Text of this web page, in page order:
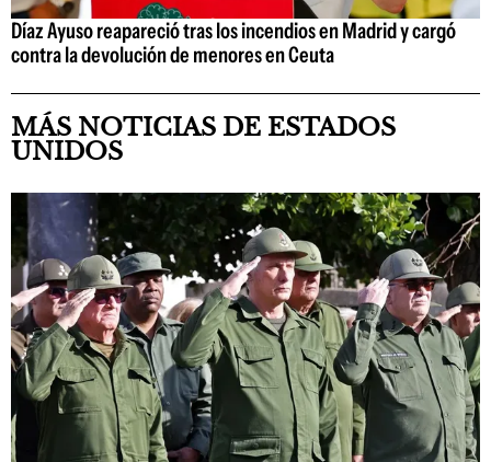
Díaz Ayuso reapareció tras los incendios en Madrid y cargó
contra la devolución de menores en Ceuta
MÁS NOTICIAS DE ESTADOS
UNIDOS